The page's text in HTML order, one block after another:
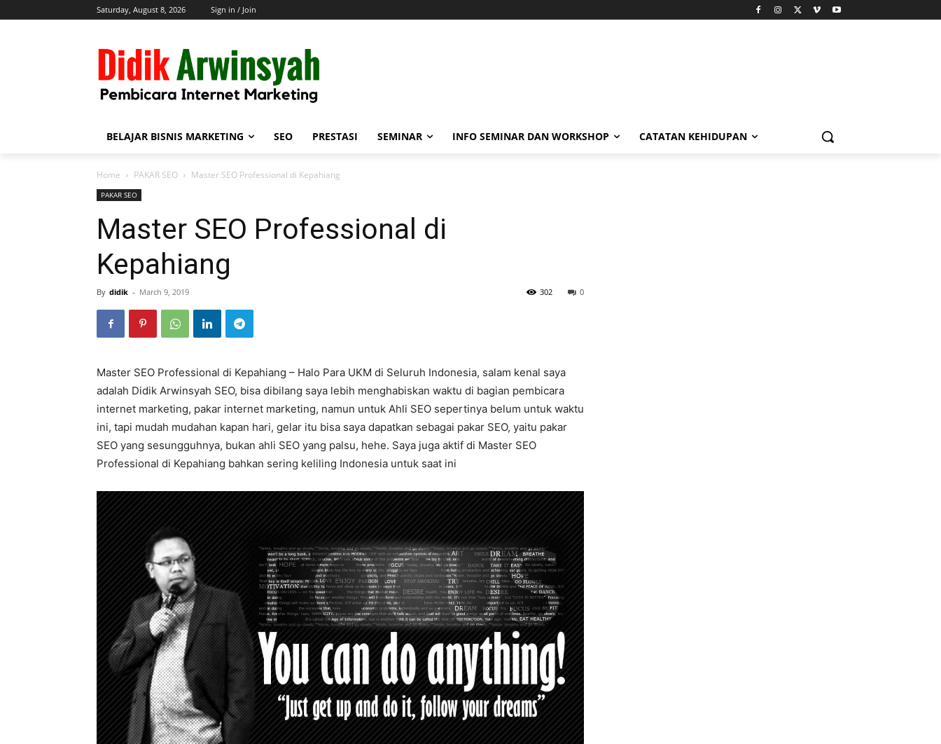
Saturday, August 8, 2026 Sign in / Join
BELAJAR BISNIS MARKETING SEO PRESTASI SEMINAR INFO SEMINAR DAN WORKSHOP CATATAN KEHIDUPAN
Home PAKAR SEO Master SEO Professional di Kepahiang
PAKAR SEO
Master SEO Professional di
Kepahiang
By didik - March 9, 2019 0
302
Master SEO Professional di Kepahiang – Halo Para UKM di Seluruh Indonesia, salam kenal saya
adalah Didik Arwinsyah SEO, bisa dibilang saya lebih menghabiskan waktu di bagian pembicara
internet marketing, pakar internet marketing, namun untuk Ahli SEO sepertinya belum untuk waktu
ini, tapi mudah mudahan kapan hari, gelar itu bisa saya dapatkan sebagai pakar SEO, yaitu pakar
SEO yang sesungguhnya, bukan ahli SEO yang palsu, hehe. Saya juga aktif di Master SEO
Professional di Kepahiang bahkan sering keliling Indonesia untuk saat ini